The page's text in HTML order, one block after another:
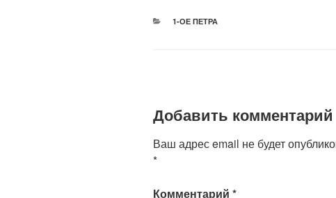
РУБРИКИ
1-ОЕ ПЕТРА
Добавить комментарий
Ваш адрес email не будет
*
Комментарий *